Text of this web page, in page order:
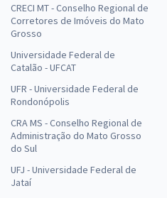
CRECI MT - Conselho Regional de
Corretores de Imóveis do Mato
Grosso
Universidade Federal de
Catalão - UFCAT
UFR - Universidade Federal de
Rondonópolis
CRA MS - Conselho Regional de
Administração do Mato Grosso
do Sul
UFJ - Universidade Federal de
Jataí